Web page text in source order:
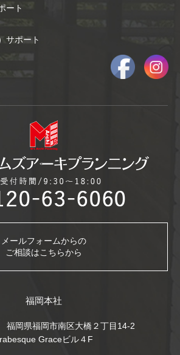
ート
サポート
メールフォームからの
ご相談はこちらから
福岡本社
岡県福岡市南区大橋２丁目14-2
Graceビル４F